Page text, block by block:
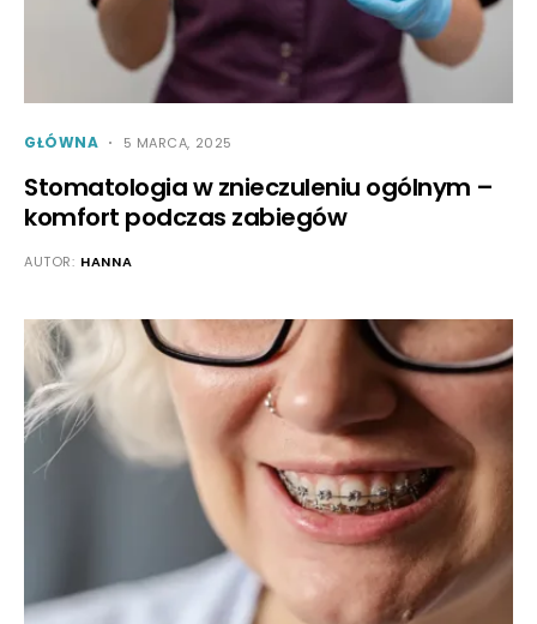
GŁÓWNA 5 MARCA, 2025
Stomatologia w znieczuleniu ogólnym –
komfort podczas zabiegów
AUTOR: HANNA